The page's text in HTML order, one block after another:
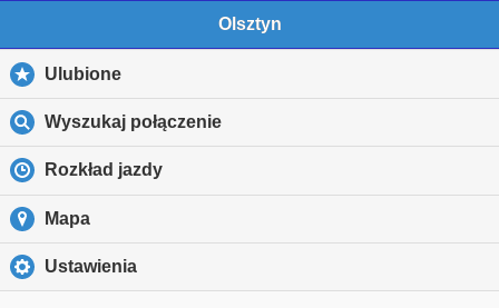
Olsztyn
Ulubione
Wyszukaj połączenie
Rozkład jazdy
Mapa
Ustawienia